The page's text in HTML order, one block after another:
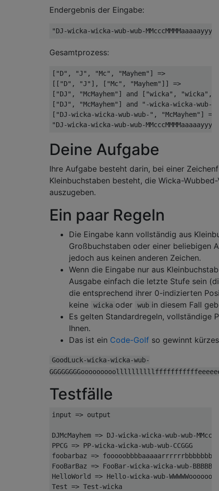
Endergebnis der Eingabe:
Gesamtprozess:
["D", "J", "Mc", "Mayhem"] =>
[["D", "J"], ["Mc", "Mayhem"]] =>
["DJ", "McMayhem"] and ["wicka", "wicka",
["DJ", "McMayhem"] and "-wicka-wicka-wub-
["DJ-wicka-wicka-wub-wub-", "McMayhem"] =>
Deine Aufgabe
Ihre Aufgabe besteht darin, bei einer
Kleinbuchstaben besteht, die Wicka-
auszugeben.
Ein paar Regeln
Die Eingabe kann vollständig aus
Großbuchstaben oder einer beliebigen
jedoch aus keinen anderen Zeichen.
Wenn die Eingabe nur aus
Ausgabe einfach die letzte Stufe sein
die entsprechend ihrer 0-indizierten
keine
wicka oder wub in diesem Fall
Es gelten Standardregeln, vollständige
Ihnen.
Das ist ein Code-Golf so gewinnt
GoodLuck-wicka-wicka-wub-
Testfälle
input => output
DJMcMayhem => DJ-wicka-wicka-wub-wub-
PPCG => PP-wicka-wicka-wub-wub-CCGGG
foobarbaz =>
FooBarBaz => FooBar-wicka-wicka-wub-
HelloWorld => Hello-wicka-wub-
Test => Test-wicka